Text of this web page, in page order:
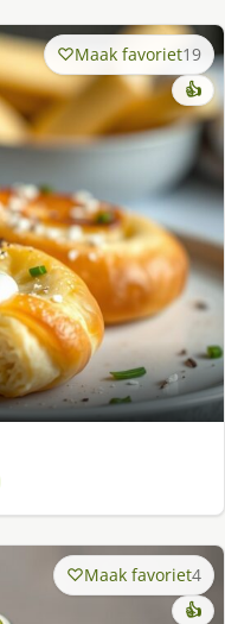
Maak favoriet19
👍
Maak favoriet4
👍